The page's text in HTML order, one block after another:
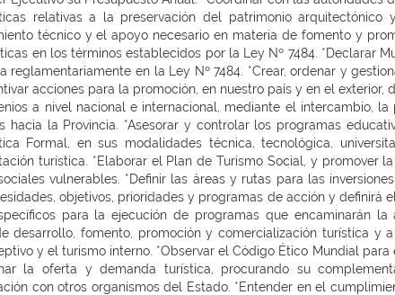
relativas a la preservación del patrimonio
técnico y el apoyo necesario en materia de fomento y
en los términos establecidos por la Ley Nº 7484. *Declarar
en la Ley Nº 7484. *Crear, ordenar y
acciones para la promoción, en nuestro país y en el exterior,
a nivel nacional e internacional, mediante el intercambio,
la Provincia. *Asesorar y controlar los programas
Formal, en sus modalidades técnica, tecnológica,
turística. *Elaborar el Plan de Turismo Social, y promover
vulnerables. *Definir las áreas y rutas para las
objetivos, prioridades y programas de acción y definirá
para la ejecución de programas que encaminarán
desarrollo, fomento, promoción y comercialización turística y
y el turismo interno. *Observar el Código Ético Mundial para
la oferta y demanda turística, procurando su
con otros organismos del Estado. *Entender en el